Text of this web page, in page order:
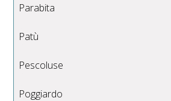
Parabita
Patù
Pescoluse
Poggiardo